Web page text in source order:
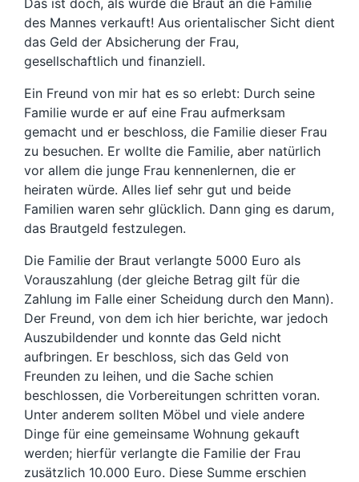
Das ist doch, als würde die Braut an die Familie
des Mannes verkauft! Aus orientalischer Sicht dient
das Geld der Absicherung der Frau,
gesellschaftlich und finanziell.
Ein Freund von mir hat es so erlebt: Durch seine
Familie wurde er auf eine Frau aufmerksam
gemacht und er beschloss, die Familie dieser Frau
zu besuchen. Er wollte die Familie, aber natürlich
vor allem die junge Frau kennenlernen, die er
heiraten würde. Alles lief sehr gut und beide
Familien waren sehr glücklich. Dann ging es darum,
das Brautgeld festzulegen.
Die Familie der Braut verlangte 5000 Euro als
Vorauszahlung (der gleiche Betrag gilt für die
Zahlung im Falle einer Scheidung durch den Mann).
Der Freund, von dem ich hier berichte, war jedoch
Auszubildender und konnte das Geld nicht
aufbringen. Er beschloss, sich das Geld von
Freunden zu leihen, und die Sache schien
beschlossen, die Vorbereitungen schritten voran.
Unter anderem sollten Möbel und viele andere
Dinge für eine gemeinsame Wohnung gekauft
werden; hierfür verlangte die Familie der Frau
zusätzlich 10.000 Euro. Diese Summe erschien